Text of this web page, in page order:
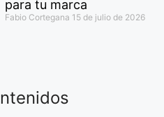
para tu marca
Fabio Cortegana 15 de julio de 2026
ntenidos